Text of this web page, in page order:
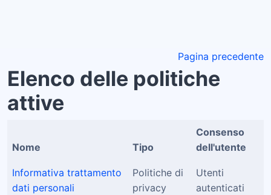
Pagina precedente
Elenco delle politiche
attive
Nome Tipo
Consenso
dell'utente
Informativa trattamento
dati personali
Politiche di
privacy
Utenti
autenticati